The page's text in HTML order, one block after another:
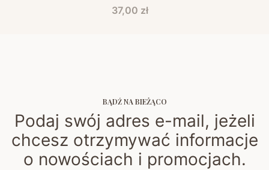
Cena
37,00 zł
BĄDŹ NA BIEŻĄCO
Podaj swój adres e-mail, jeżeli
chcesz otrzymywać informacje
o nowościach i promocjach.